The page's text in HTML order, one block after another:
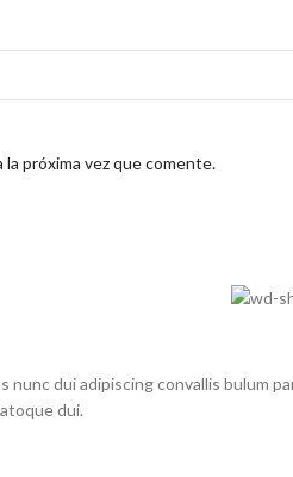
próxima vez que comente.
dui adipiscing convallis
dui.